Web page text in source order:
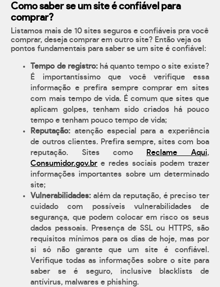
Como saber se um site é confiável para
comprar?
Listamos mais de 10 sites seguros e confiáveis pra você
comprar, deseja comprar em outro site? Então veja os
pontos fundamentais para saber se um site é confiável:
Tempo de registro:há quanto tempo o site existe?
É importantíssimo que você verifique essa
informação e prefira sempre comprar em sites
com mais tempo de vida. É comum que sites que
aplicam golpes, tenham sido criados há pouco
tempo e tenham pouco tempo de vida;
Reputação: atenção especial para a experiência
de outros clientes. Prefira sempre, sites com boa
reputação. Sites como
Reclame Aqui,
Consumidor.gov.br e redes sociais podem trazer
informações importantes sobre um determinado
site;
Vulnerabilidades: além da reputação, é preciso ter
cuidado com possíveis vulnerabilidades de
segurança, que podem colocar em risco os seus
dados pessoais. Presença de SSL ou HTTPS, são
requisitos mínimos para os dias de hoje, mas por
si só não garante que um site é confiável.
Verifique todas as informações sobre o site para
saber se é seguro, inclusive blacklists de
antívirus, malwares e phishing.